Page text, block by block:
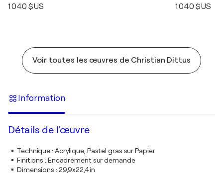
1 040 $US 1 040 $US
Voir toutes les œuvres de Christian Dittus
Information
Détails de l'œuvre
Technique: Acrylique, Pastel gras sur Papier
Finitions : Encadrement sur demande
Dimensions : 29,9x22,4in